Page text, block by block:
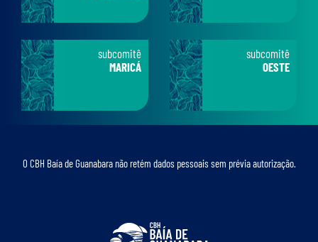
subcomitê
MARICÁ
subcomitê
OESTE
O CBH Baía de Guanabara não retém dados pessoais sem prévia autorização.